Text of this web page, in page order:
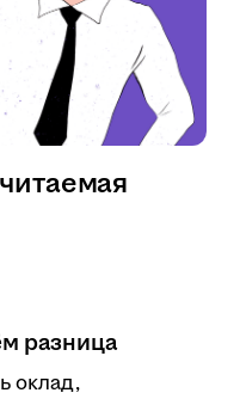
разница
оклад,